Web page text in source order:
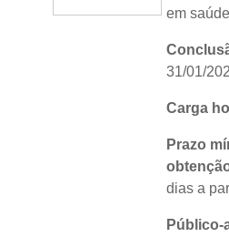
em saúde
31/01/
Carga
Prazo
dias a
Público-